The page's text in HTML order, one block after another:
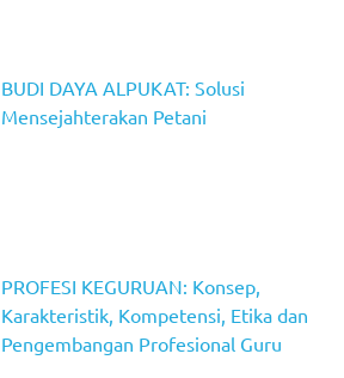
BUDI DAYA ALPUKAT: Solusi
Mensejahterakan Petani
PROFESI KEGURUAN: Konsep,
Karakteristik, Kompetensi, Etika dan
Pengembangan Profesional Guru